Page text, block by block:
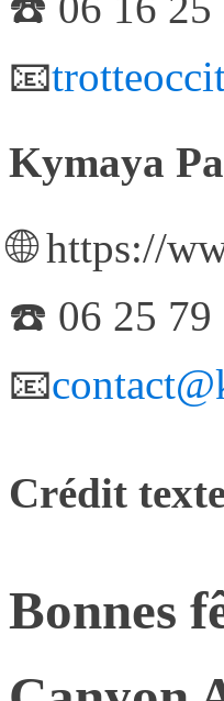
📧
Kymaya
🌐 https://
☎️ 06 25 79
📧
Crédit
Bonnes